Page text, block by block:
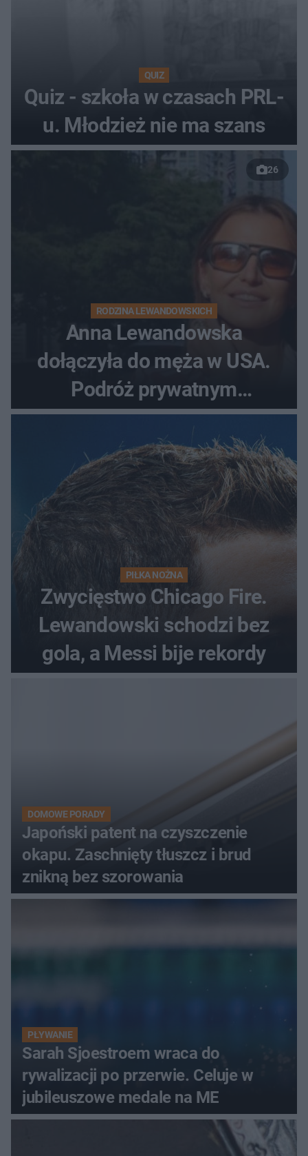
QUIZ
Quiz - szkoła w czasach PRL-
u. Młodzież nie ma szans
26
RODZINA LEWANDOWSKICH
Anna Lewandowska
dołączyła do męża w USA.
Podróż prywatnym
odrzutowcem to dopiero
początek!
PIŁKA NOŻNA
Zwycięstwo Chicago Fire.
Lewandowski schodzi bez
gola, a Messi bije rekordy
DOMOWE PORADY
Japoński patent na czyszczenie
okapu. Zaschnięty tłuszcz i brud
znikną bez szorowania
PŁYWANIE
Sarah Sjoestroem wraca do
rywalizacji po przerwie. Celuje w
jubileuszowe medale na ME